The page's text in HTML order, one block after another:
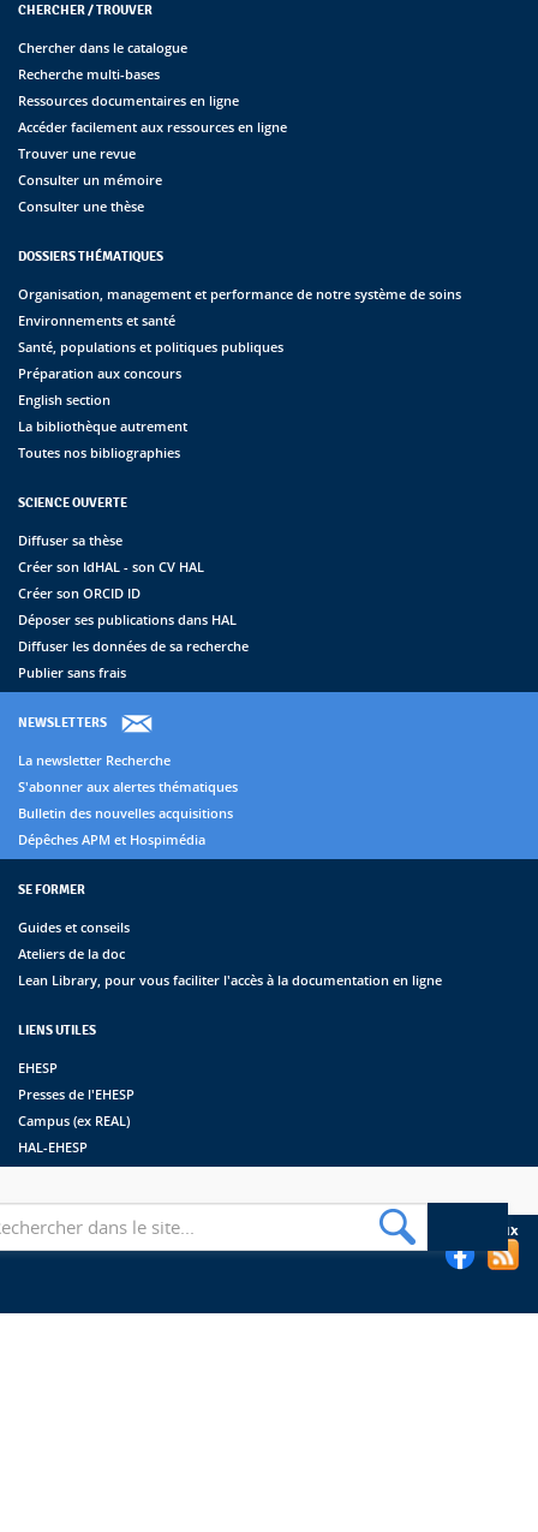
CHERCHER / TROUVER
Chercher dans le catalogue
Recherche multi-bases
Ressources documentaires en ligne
Accéder facilement aux ressources en ligne
Trouver une revue
Consulter un mémoire
Consulter une thèse
DOSSIERS THÉMATIQUES
Organisation, management et performance de notre système de soins
Environnements et santé
Santé, populations et politiques publiques
Préparation aux concours
English section
La bibliothèque autrement
Toutes nos bibliographies
SCIENCE OUVERTE
Diffuser sa thèse
Créer son IdHAL - son CV HAL
Créer son ORCID ID
Déposer ses publications dans HAL
Diffuser les données de sa recherche
Publier sans frais
NEWSLETTERS
La newsletter Recherche
S'abonner aux alertes thématiques
Bulletin des nouvelles acquisitions
Dépêches APM et Hospimédia
SE FORMER
Guides et conseils
Ateliers de la doc
Lean Library, pour vous faciliter l'accès à la documentation en ligne
LIENS UTILES
EHESP
Presses de l'EHESP
Campus (ex REAL)
HAL-EHESP
Suivez les bibliothèques de l'EHESP sur les réseaux sociaux